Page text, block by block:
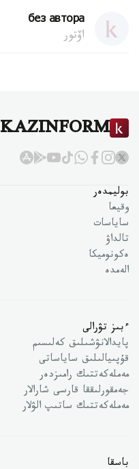
без автора
اۆتور
KAZINFORM
بوليمدەر
وقيعا
ساياسات
تالداۋ
ەكونوميكا
الەمدە
ءبىز تۋرالى
پايدالانۋشىلىق كەلىسىم
قۇپىيالىلىق ساياساتى
مەملەكەتتىك رامىزدەر
جەمقورلىققا قارسى شارالار
مەملەكەتتىك ساتىپ الۋلار
باسقا